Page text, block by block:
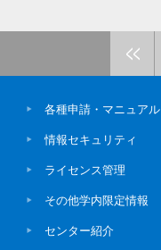
<<
各種申請・マニュアル
情報セキュリティ
ライセンス管理
その他学内限定情報
センター紹介